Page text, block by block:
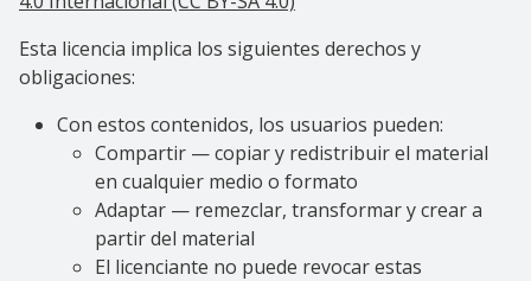
Esta licencia implica los siguientes derechos y
obligaciones:
Con estos contenidos, los usuarios pueden:
Compartir — copiar y redistribuir el material
en cualquier medio o formato
Adaptar — remezclar, transformar y crear a
partir del material
El licenciante no puede revocar estas